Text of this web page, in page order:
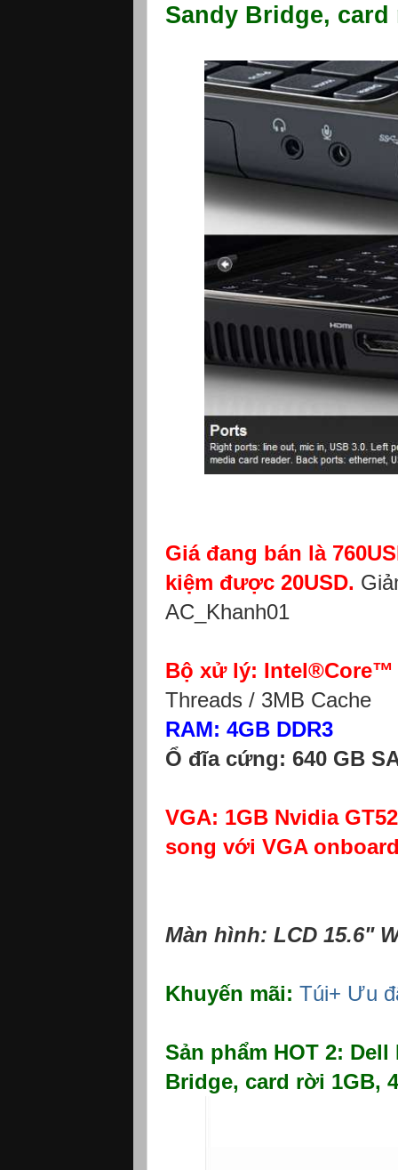
Sandy Bridge, card
Giá đang bán là
kiệm được 20USD.
AC_Khanh01
Bộ xử lý: Intel®Core™
Threads / 3MB Cache
RAM: 4GB DDR3
Ổ đĩa cứng: 640 GB
VGA: 1GB Nvidia
song với VGA
Màn hình: LCD 15.6"
Khuyến mãi: Túi+ Ưu
Sản phẩm HOT 2:
Bridge, card rời 1GB,